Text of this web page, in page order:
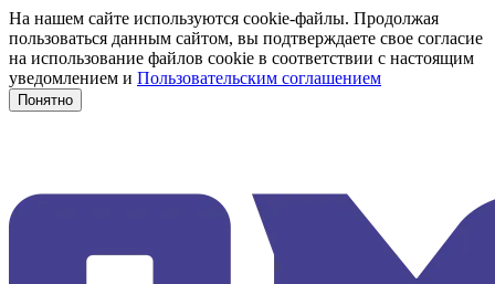
На нашем сайте используются cookie-файлы. Продолжая
пользоваться данным сайтом, вы подтверждаете свое согласие
на использование файлов cookie в соответствии с настоящим
уведомлением и Пользовательским соглашением
Понятно